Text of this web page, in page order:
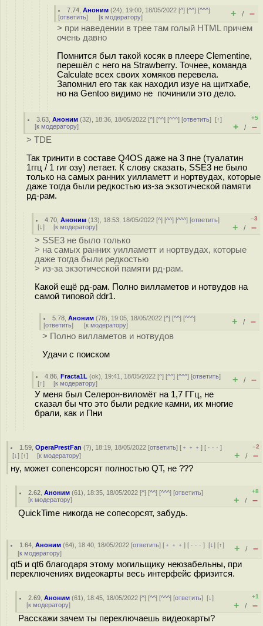
7.74 ,Аноним (24), 19:00, 18/05/2022 [^] [^^] [^^^]
[ответить] [к модератору] + / –
> при наведении в трее там голый HTML причем
очень давно
Помнится был такой косяк в плеере Clementine,
перешёл с него на Strawberry. Точнее, команда
Calculate всех своих хомяков перевела.
Запомнил его так как находил изуе на щитхабе,
но на Gentoo видимо не починили это дело.
3.63 ,Аноним (32), 18:36, 18/05/2022 [^] [^^] [^^^] [ответить][↑]
[к модератору]
+5
+ / –
> TDE
Так тринити в составе Q4OS даже на 3 пне (туалатин
1ггц / 1 гиг озу) летает. К слову сказать, SSE3 не было
только на самых ранних уилламетт и нортвудах, которые
даже тогда были редкостью из-за экзотической памяти
рд-рам.
4.70 ,Аноним (13), 18:53, 18/05/2022 [^] [^^] [^^^] [ответить]
[↓] [к модератору]
–3
+ / –
> SSE3 не было только
> на самых ранних уилламетт и нортвудах, которые
даже тогда были редкостью
> из-за экзотической памяти рд-рам.
Какой ещё рд-рам. Полно вилламетов и нотвудов на
самой типовой ddr1.
5.78 ,Аноним (78), 19:05, 18/05/2022 [^] [^^] [^^^]
[ответить] [к модератору] + / –
> Полно вилламетов и нотвудов
Удачи с поиском
4.86 ,Fracta1L (ok), 19:41, 18/05/2022 [^] [^^] [^^^] [ответить]
[↑] [к модератору] + / –
У меня был Селерон-виломёт на 1,7 ГГц, не
сказал бы что это были редкие камни, их многие
брали, как и Пни
1.59 ,OperaPrestFan (?), 18:19, 18/05/2022 [ответить] [ ﹢﹢﹢] [ · · ·]
[↓] [↑] [к модератору]
–2
+ / –
ну, может сопенсорсят полностью QT, не ???
2.62 ,Аноним (61), 18:35, 18/05/2022 [^] [^^] [^^^] [ответить]
[к модератору]
+8
+ / –
QuickTime никогда не сопесорсят, забудь.
1.64 ,Аноним (64), 18:40, 18/05/2022 [ответить] [ ﹢﹢﹢] [ · · ·][↓] [↑]
[к модератору] + / –
qt5 и qt6 благодаря этому могильщику неюзабельны, при
переключениях видеокарты весь интерфейс фризится.
2.69 ,Аноним (61), 18:45, 18/05/2022 [^] [^^] [^^^] [ответить][↓]
[к модератору]
+1
+ / –
Расскажи зачем ты переключаешь видеокарты?